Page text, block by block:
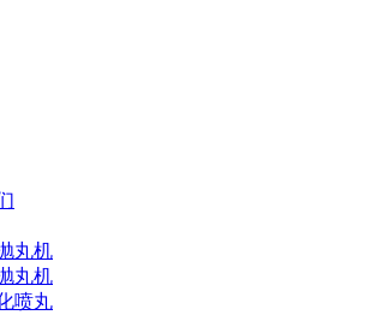
丸机
丸机
喷丸